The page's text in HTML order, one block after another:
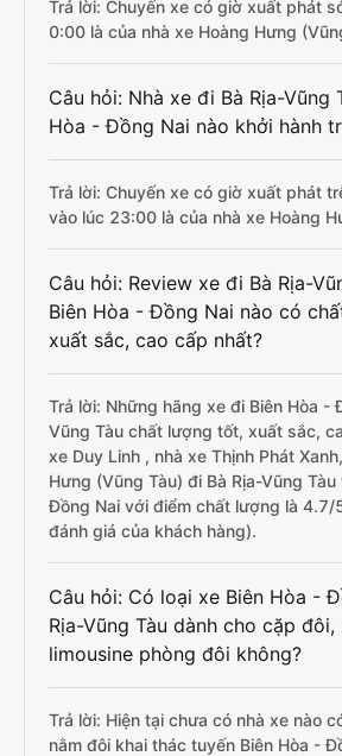
Trả lời: Chuyến xe có giờ xuất phát
0:00 là của nhà xe Hoàng Hưng
Câu hỏi: Nhà xe đi Bà Rịa-Vũng
Hòa - Đồng Nai nào khởi hành
Trả lời: Chuyến xe có giờ xuất phát
vào lúc 23:00 là của nhà xe Hoàng
Câu hỏi: Review xe đi Bà Rịa-
Biên Hòa - Đồng Nai nào có
xuất sắc, cao cấp nhất?
Trả lời: Những hãng xe đi Biên Hòa -
Vũng Tàu chất lượng tốt, xuất sắc,
xe Duy Linh , nhà xe Thịnh Phát
Hưng (Vũng Tàu) đi Bà Rịa-Vũng
Đồng Nai với điểm chất lượng là
đánh giá của khách hàng).
Câu hỏi: Có loại xe Biên Hòa -
Rịa-Vũng Tàu dành cho cặp đôi,
limousine phòng đôi không?
Trả lời: Hiện tại chưa có nhà xe nào
nằm đôi khai thác tuyến Biên Hòa -